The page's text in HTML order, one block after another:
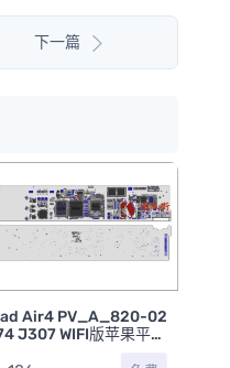
下一篇
华为P40 HN3ANNVAAM
手机点位图BVR
296
免费